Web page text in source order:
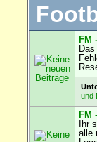
FM
und
FM
Ihr
alle